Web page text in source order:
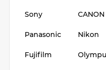
112 997 ₽
X-T5 Body,
Sony CANON
Panasonic Nikon
Fujifilm